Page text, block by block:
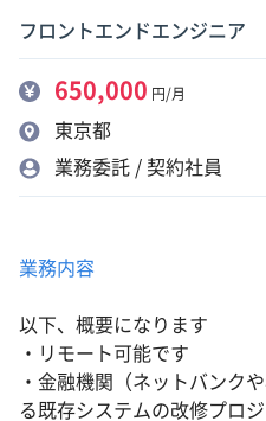
フロントエンドエンジニア
650,000 円/月
東京都
業務委託 / 契約社員
業務内容
以下、概要になります
・リモート可能です
・金融機関（ネットバンク
る既存システムの改修プロ